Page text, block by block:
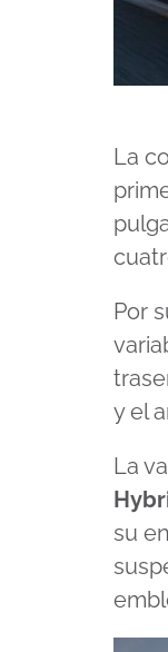
La
Por
y el
La
su